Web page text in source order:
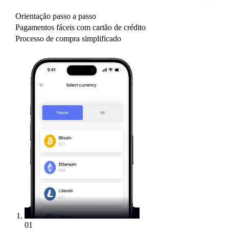
Orientação passo a passo
Pagamentos fáceis com cartão de crédito
Processo de compra simplificado
01